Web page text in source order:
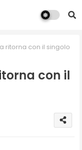
ritorna con il singolo
con il